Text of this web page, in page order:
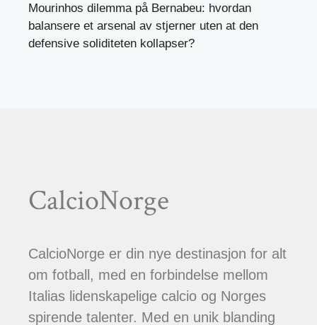
Mourinhos dilemma på Bernabeu: hvordan
balansere et arsenal av stjerner uten at den
defensive soliditeten kollapser?
CalcioNorge
CalcioNorge er din nye destinasjon for alt
om fotball, med en forbindelse mellom
Italias lidenskapelige calcio og Norges
spirende talenter. Med en unik blanding